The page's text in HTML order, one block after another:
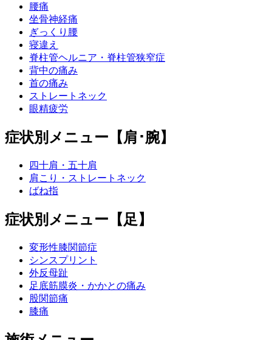
腰痛
坐骨神経痛
ぎっくり腰
寝違え
脊柱管ヘルニア・脊柱管狭窄症
背中の痛み
首の痛み
ストレートネック
眼精疲労
症状別メニュー【肩･腕】
四十肩・五十肩
肩こり・ストレートネック
ばね指
症状別メニュー【足】
変形性膝関節症
シンスプリント
外反母趾
足底筋膜炎・かかとの痛み
股関節痛
膝痛